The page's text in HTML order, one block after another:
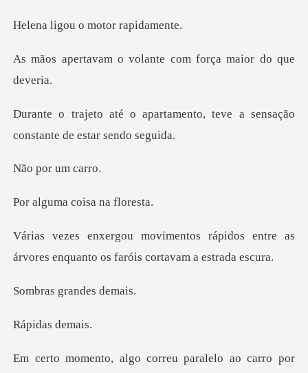
u o motor r
volante com força
tamento, teve a sensação
con
or um
a coisa n
ápidos entre as
árvores enquanto o
grande
as de
correu paralelo ao ca